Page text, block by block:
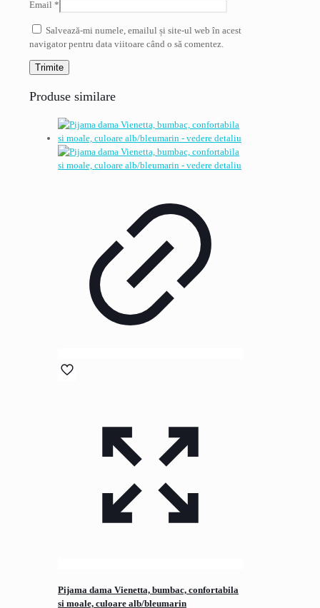
Email *
Salvează-mi numele, emailul și site-ul web în acest
navigator pentru data viitoare când o să comentez.
Produse similare
Pijama dama Vienetta, bumbac, confortabila
si moale, culoare alb/bleumarin